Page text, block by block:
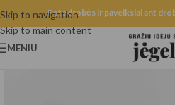
Skip to navigation
Skip to main content
Fotodrobės ir paveikslai ant
MENIU